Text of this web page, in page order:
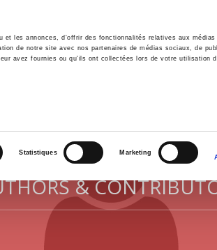
et les annonces, d'offrir des fonctionnalités relatives aux
de notre site avec nos partenaires de médias sociaux, de
avez fournies ou qu'ils ont collectées lors de votre utilisation
Statistiques Marketing
History
&